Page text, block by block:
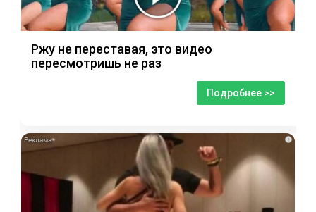
Ржу не переставая, это видео
пересмотришь не раз
Подробнее >>
i